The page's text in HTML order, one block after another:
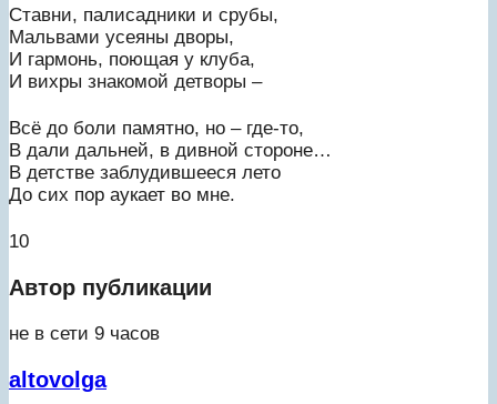
Ставни, палисадники и срубы,
Мальвами усеяны дворы,
И гармонь, поющая у клуба,
И вихры знакомой детворы –
Всё до боли памятно, но – где-то,
В дали дальней, в дивной стороне…
В детстве заблудившееся лето
До сих пор аукает во мне.
10
Автор публикации
не в сети 9 часов
altovolga